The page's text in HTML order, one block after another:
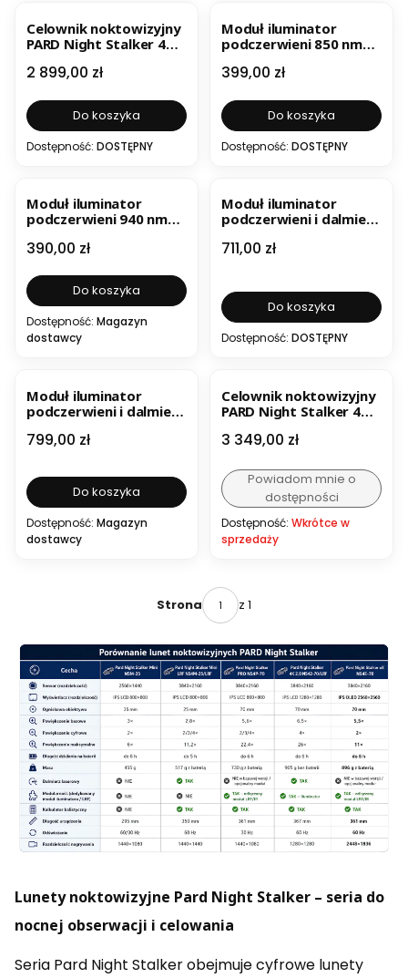
Celownik noktowizyjny
PARD Night Stalker 4K
Cena
2 899,00 zł
Do koszyka
Dostępność: DOSTĘPNY
Moduł iluminator
podczerwieni 850 nm
v2 / eX 5K
Cena
399,00 zł
Do koszyka
Dostępność: DOSTĘPNY
Moduł iluminator
podczerwieni 940 nm
v2 / eX 5K
Cena
390,00 zł
Do koszyka
Dostępność: Magazyn
dostawcy
Moduł iluminator
podczerwieni i dalmierz
Pro i eX 850 nm
Cena
711,00 zł
Do koszyka
Dostępność: DOSTĘPNY
Moduł iluminator
podczerwieni i dalmierz
Pro i eX 940 nm
Cena
799,00 zł
Do koszyka
Dostępność: Magazyn
dostawcy
Celownik noktowizyjny
PARD Night Stalker 4K
Cena
3 349,00 zł
Powiadom mnie o
dostępności
Dostępność: Wkrótce w
sprzedaży
Strona z 1
Lunety noktowizyjne Pard Night Stalker – seria do
nocnej obserwacji i celowania
Seria Pard Night Stalker obejmuje cyfrowe lunety